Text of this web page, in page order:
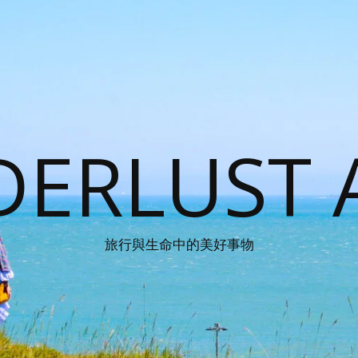
旅行與生命中的美好事物